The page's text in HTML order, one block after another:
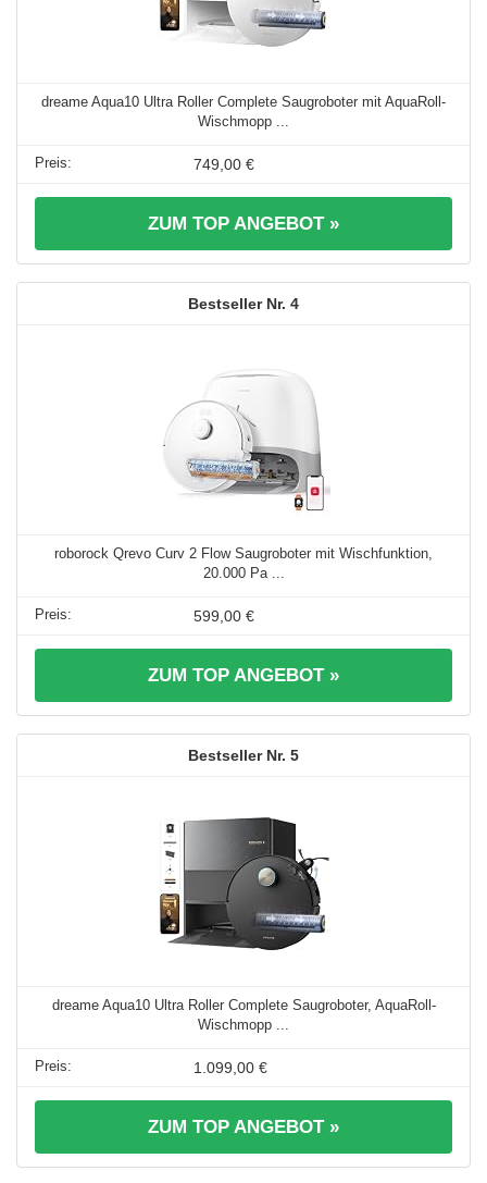
dreame Aqua10 Ultra Roller Complete Saugroboter mit AquaRoll-
Wischmopp ...
749,00 €
ZUM TOP ANGEBOT »
4
roborock Qrevo Curv 2 Flow Saugroboter mit Wischfunktion,
20.000 Pa ...
599,00 €
ZUM TOP ANGEBOT »
5
dreame Aqua10 Ultra Roller Complete Saugroboter, AquaRoll-
Wischmopp ...
1.099,00 €
ZUM TOP ANGEBOT »